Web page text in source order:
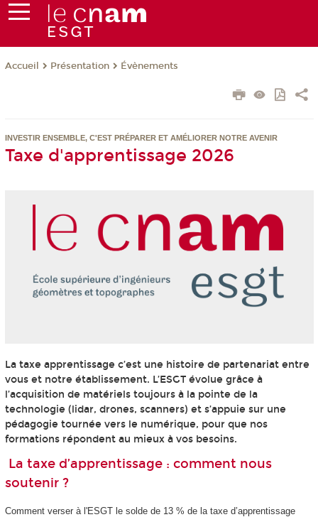
Accueil Présentation Évènements
INVESTIR ENSEMBLE, C'EST PRÉPARER ET AMÉLIORER NOTRE AVENIR
Taxe d'apprentissage 2026
La taxe apprentissage c’est une histoire de partenariat entre
vous et notre établissement. L’ESGT évolue grâce à
l’acquisition de matériels toujours à la pointe de la
technologie (lidar, drones, scanners) et s’appuie sur une
pédagogie tournée vers le numérique, pour que nos
formations répondent au mieux à vos besoins.
La taxe d’apprentissage : comment nous
soutenir ?
Comment verser à l'ESGT le solde de 13 % de la taxe d’apprentissage